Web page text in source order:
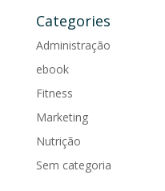
Categories
Administração
ebook
Fitness
Marketing
Nutrição
Sem categoria